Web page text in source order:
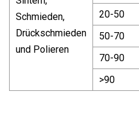
Schmieden,
Drückschmieden
und Polieren
20-50
50-70
70-90
>90